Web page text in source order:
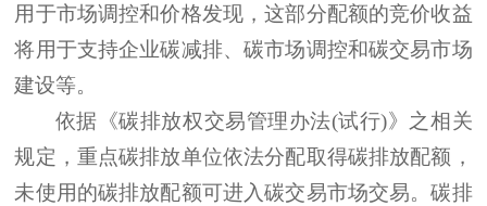
用于市场调控和价格发现，这部分配额的竞价收益
将用于支持企业碳减排、碳市场调控和碳交易市场
建设等。
依据《碳排放权交易管理办法(试行)》之相关
规定，重点碳排放单位依法分配取得碳排放配额，
未使用的碳排放配额可进入碳交易市场交易。碳排